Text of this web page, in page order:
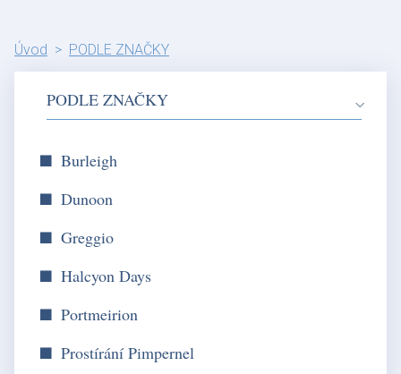
Úvod PODLE ZNAČKY
PODLE ZNAČKY
Burleigh
Dunoon
Greggio
Halcyon Days
Portmeirion
Prostírání Pimpernel